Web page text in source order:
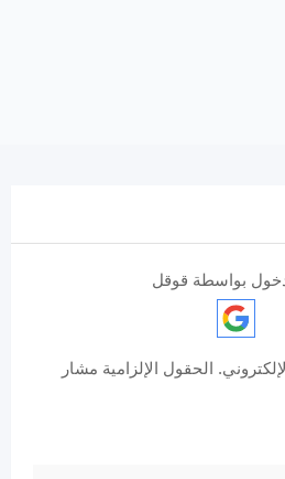
بواسطة قوقل
الحقول الإلزامية مشار